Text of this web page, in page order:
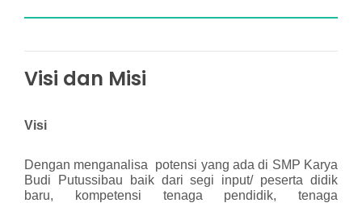
Visi dan Misi
Visi
Dengan menganalisa potensi yang ada di SMP Karya
Budi Putussibau baik dari segi input/ peserta didik
baru, kompetensi tenaga pendidik, tenaga